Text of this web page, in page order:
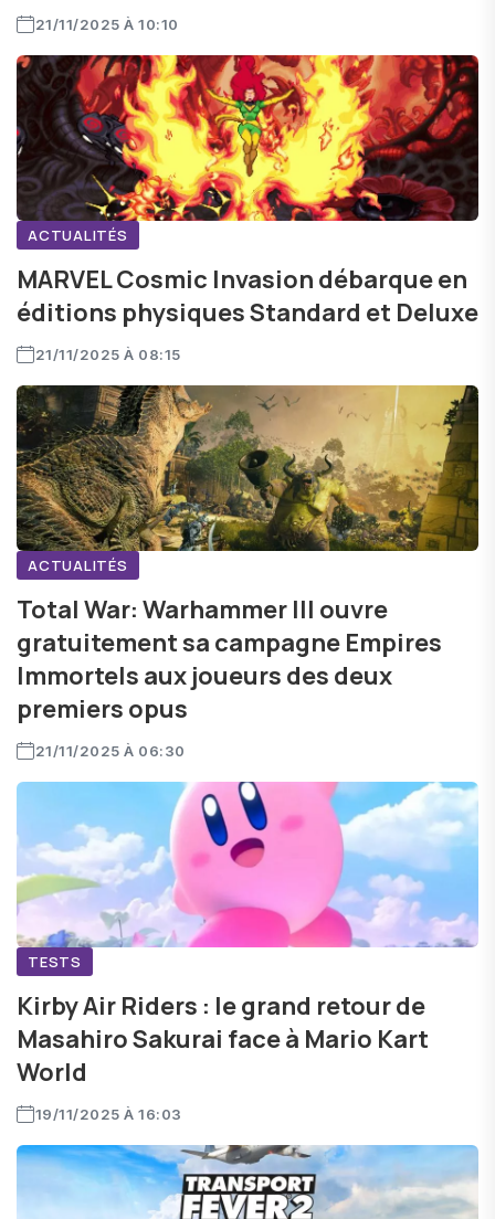
21/11/2025 À 10:10
ACTUALITÉS
MARVEL Cosmic Invasion débarque en
éditions physiques Standard et Deluxe
21/11/2025 À 08:15
ACTUALITÉS
Total War: Warhammer III ouvre
gratuitement sa campagne Empires
Immortels aux joueurs des deux
premiers opus
21/11/2025 À 06:30
TESTS
Kirby Air Riders : le grand retour de
Masahiro Sakurai face à Mario Kart
World
19/11/2025 À 16:03